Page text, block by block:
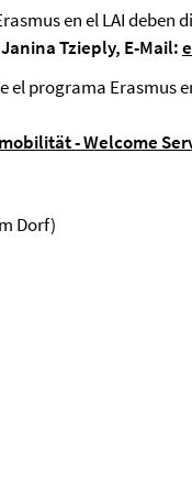
en el LAI
Janina Tzieply, E-Mail:
el programa Erasmus
- Welcome
Dorf)